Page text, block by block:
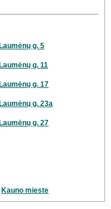
g. 5
g. 11
g. 17
g. 23a
g. 27
Kauno mieste